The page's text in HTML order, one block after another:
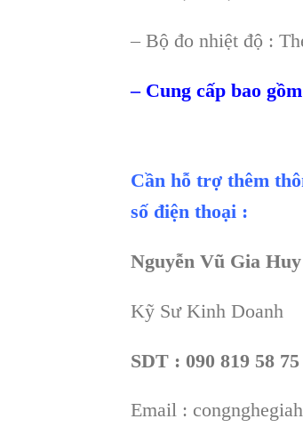
– Bộ đo nhiệt độ :
– Cung cấp bao
Cần hỗ trợ thêm
số điện thoại :
Nguyễn Vũ Gia Huy
Kỹ Sư Kinh Doanh
SDT : 090 819 58
Email :